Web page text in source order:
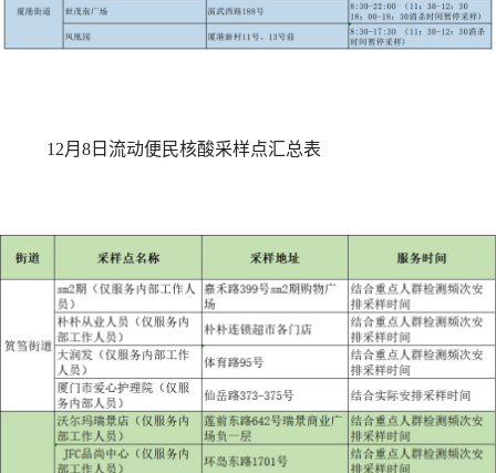
12月8日流动便民核酸采样点汇总表